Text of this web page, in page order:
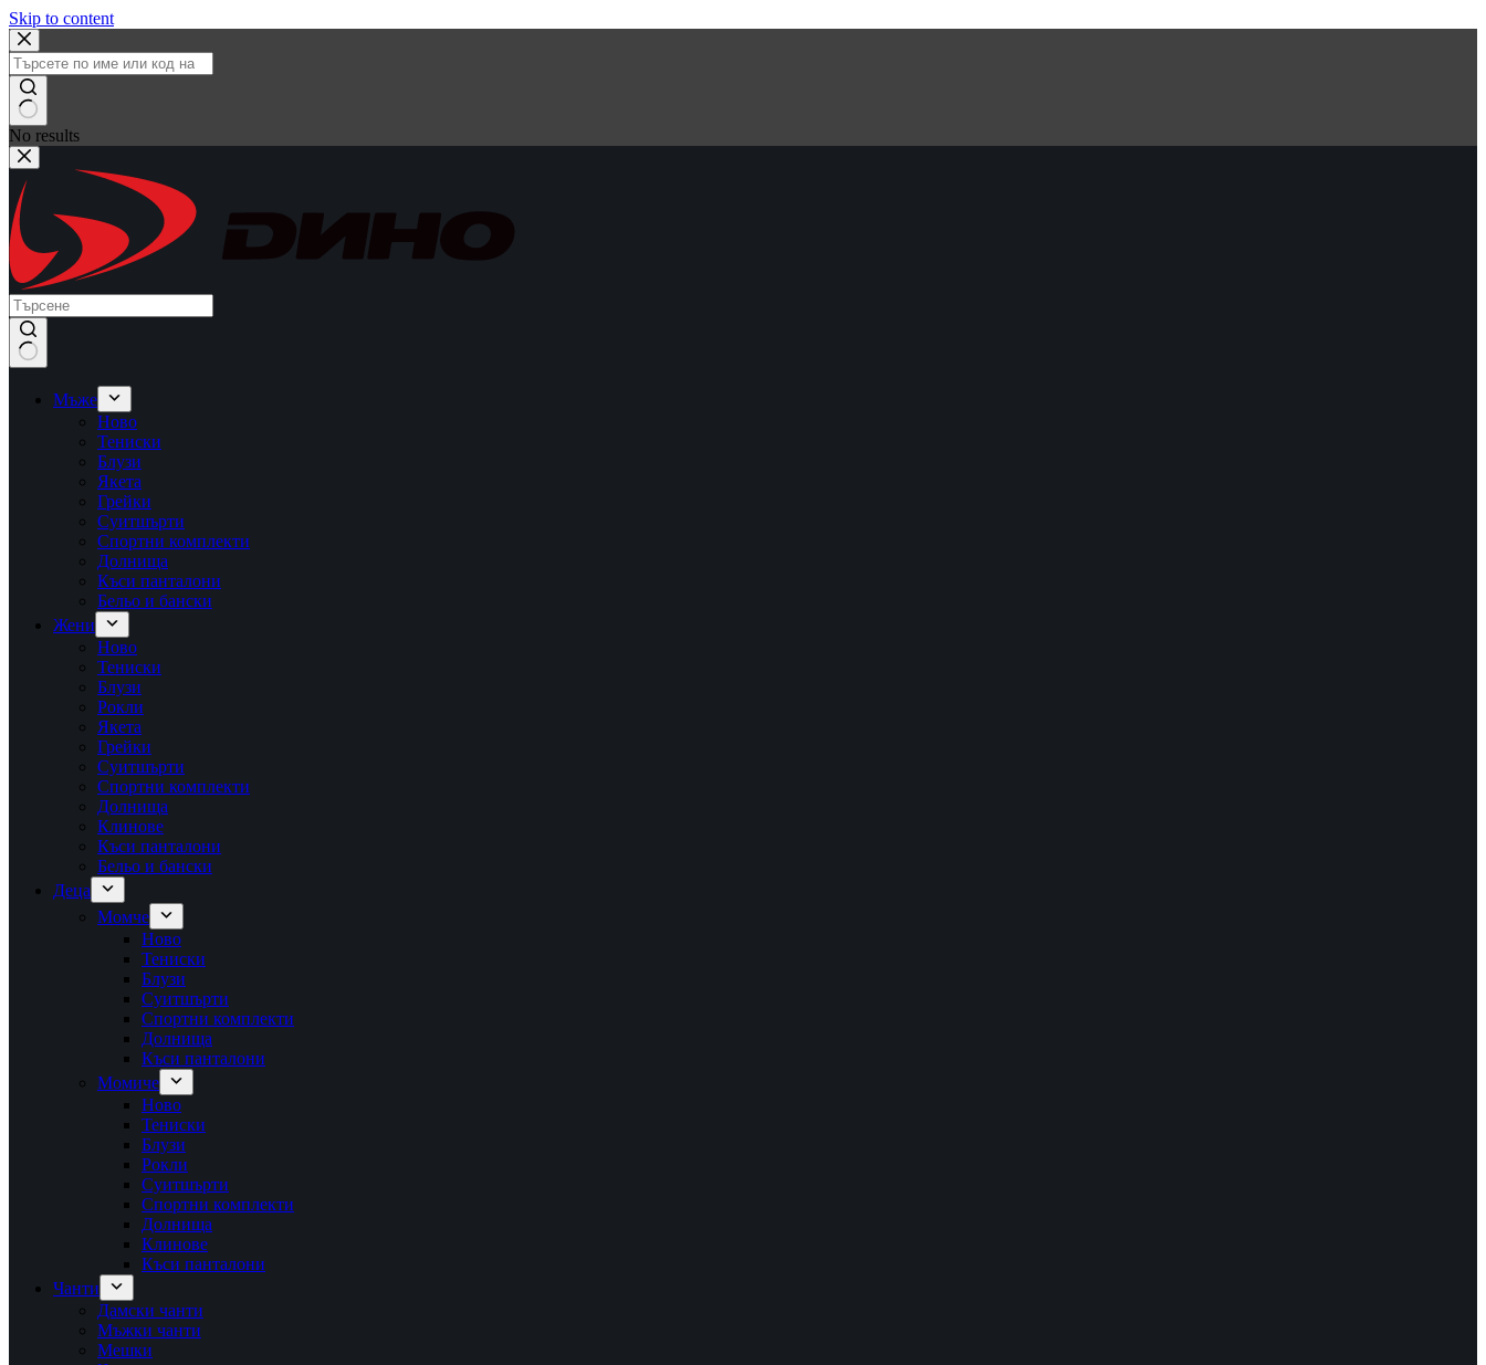
Skip to content
No results
Мъже
Ново
Тениски
Блузи
Якета
Грейки
Суитшърти
Спортни комплекти
Долнища
Къси панталони
Бельо и бански
Жени
Ново
Тениски
Блузи
Рокли
Якета
Грейки
Суитшърти
Спортни комплекти
Долнища
Клинове
Къси панталони
Бельо и бански
Деца
Момче
Ново
Тениски
Блузи
Суитшърти
Спортни комплекти
Долнища
Къси панталони
Момиче
Ново
Тениски
Блузи
Рокли
Суитшърти
Спортни комплекти
Долнища
Клинове
Къси панталони
Чанти
Дамски чанти
Мъжки чанти
Мешки